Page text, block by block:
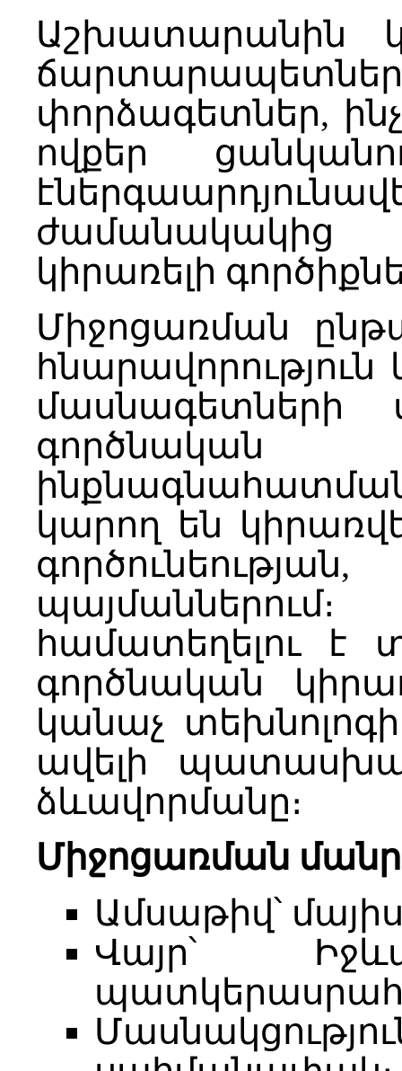
Աշխատարանին
փորձագետներ,
ովքեր
ժամանակակից
կիրառելի
Միջոցառման
հնարավորություն
մասնագետների
գործնական
կարող են
համատեղելու է
գործնական
կանաչ
ավելի
ձևավորմանը։
Միջոցառման
Ամսաթիվ՝
Վայր՝
պատկերասրահ